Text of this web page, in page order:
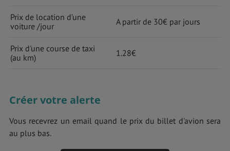
Prix de location d’une
voiture /jour
A partir de 30€ par jours
Prix d'une course de taxi
(au km)
1.28€
Créer votre alerte
Vous recevrez un email quand le prix du billet d'avion sera
au plus bas.